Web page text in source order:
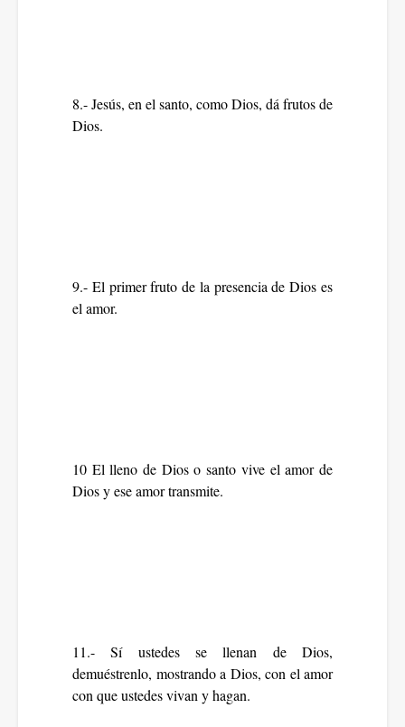
8.- Jesús, en el santo, como Dios, dá frutos de
Dios.
9.- El primer fruto de la presencia de Dios es
el amor.
10 El lleno de Dios o santo vive el amor de
Dios y ese amor transmite.
11.- Sí ustedes se llenan de Dios,
demuéstrenlo, mostrando a Dios, con el amor
con que ustedes vivan y hagan.